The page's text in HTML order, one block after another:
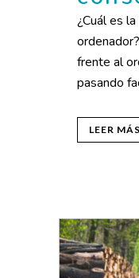
¿Cuál es
frente al
pasando
LEER MÁS